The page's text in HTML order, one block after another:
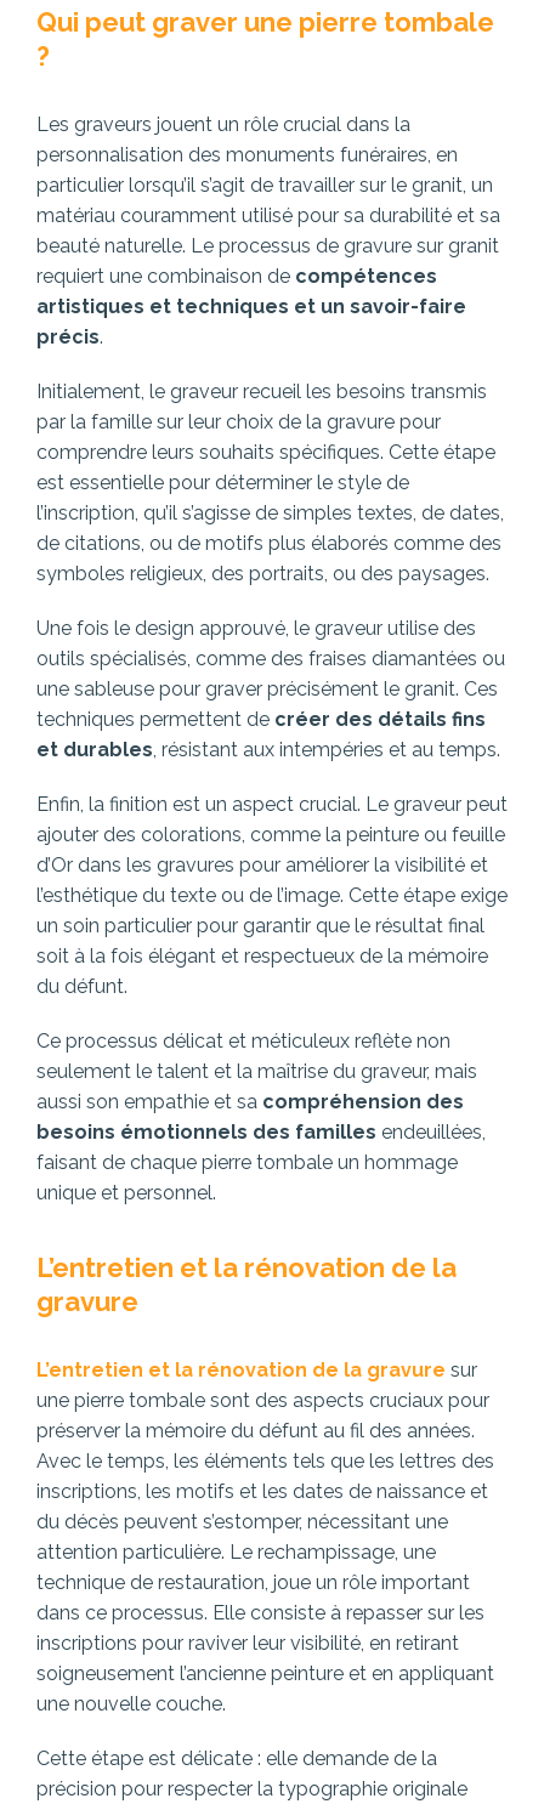
Qui peut graver une pierre tombale
?
Les graveurs jouent un rôle crucial dans la
personnalisation des monuments funéraires, en
particulier lorsqu’il s’agit de travailler sur le granit, un
matériau couramment utilisé pour sa durabilité et sa
beauté naturelle. Le processus de gravure sur granit
requiert une combinaison de compétences
artistiques et techniques et un savoir-faire
précis.
Initialement, le graveur recueil les besoins transmis
par la famille sur leur choix de la gravure pour
comprendre leurs souhaits spécifiques. Cette étape
est essentielle pour déterminer le style de
l’inscription, qu’il s’agisse de simples textes, de dates,
de citations, ou de motifs plus élaborés comme des
symboles religieux, des portraits, ou des paysages.
Une fois le design approuvé, le graveur utilise des
outils spécialisés, comme des fraises diamantées ou
une sableuse pour graver précisément le granit. Ces
techniques permettent de créer des détails fins
et durables, résistant aux intempéries et au temps.
Enfin, la finition est un aspect crucial. Le graveur peut
ajouter des colorations, comme la peinture ou feuille
d’Or dans les gravures pour améliorer la visibilité et
l’esthétique du texte ou de l’image. Cette étape exige
un soin particulier pour garantir que le résultat final
soit à la fois élégant et respectueux de la mémoire
du défunt.
Ce processus délicat et méticuleux reflète non
seulement le talent et la maîtrise du graveur, mais
aussi son empathie et sa compréhension des
besoins émotionnels des familles endeuillées,
faisant de chaque pierre tombale un hommage
unique et personnel.
L’entretien et la rénovation de la
gravure
L’entretien et la rénovation de la gravure sur
une pierre tombale sont des aspects cruciaux pour
préserver la mémoire du défunt au fil des années.
Avec le temps, les éléments tels que les lettres des
inscriptions, les motifs et les dates de naissance et
du décès peuvent s’estomper, nécessitant une
attention particulière. Le rechampissage, une
technique de restauration, joue un rôle important
dans ce processus. Elle consiste à repasser sur les
inscriptions pour raviver leur visibilité, en retirant
soigneusement l’ancienne peinture et en appliquant
une nouvelle couche.
Cette étape est délicate : elle demande de la
précision pour respecter la typographie originale